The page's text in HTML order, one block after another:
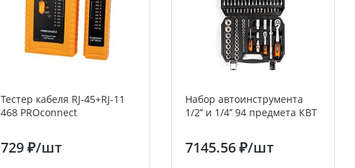
Тестер кабеля RJ-45+RJ-11
468 PROconnect
729 ₽/шт
Набор автоинструмента
1/2’’ и 1/4’’ 94 предмета КВТ
7145.56 ₽/шт